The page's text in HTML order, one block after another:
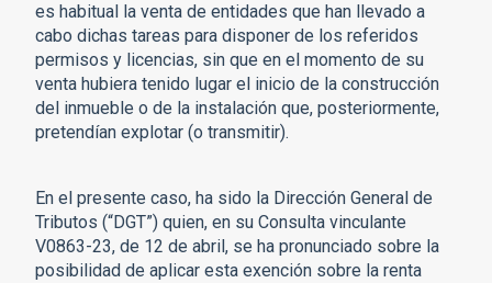
es habitual la venta de entidades que han llevado a
cabo dichas tareas para disponer de los referidos
permisos y licencias, sin que en el momento de su
venta hubiera tenido lugar el inicio de la construcción
del inmueble o de la instalación que, posteriormente,
pretendían explotar (o transmitir).
En el presente caso, ha sido la Dirección General de
Tributos (“DGT”) quien, en su Consulta vinculante
V0863-23, de 12 de abril, se ha pronunciado sobre la
posibilidad de aplicar esta exención sobre la renta